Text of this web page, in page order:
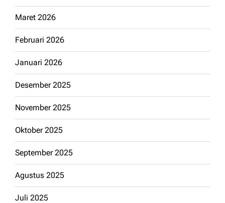
Maret 2026
Februari 2026
Januari 2026
Desember 2025
November 2025
Oktober 2025
September 2025
Agustus 2025
Juli 2025